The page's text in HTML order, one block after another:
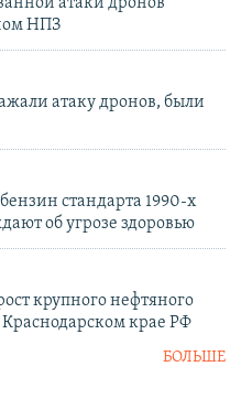
атаки дронов
НПЗ
атаку дронов, были
стандарта 1990-х
об угрозе здоровью
крупного нефтяного
Краснодарском крае РФ
БОЛЬШЕ